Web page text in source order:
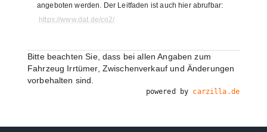
angeboten werden. Der Leitfaden ist auch hier abrufbar:
https://www.dat.de/co2/
Bitte beachten Sie, dass bei allen Angaben zum
Fahrzeug Irrtümer, Zwischenverkauf und Änderungen
vorbehalten sind.
powered by carzilla.de